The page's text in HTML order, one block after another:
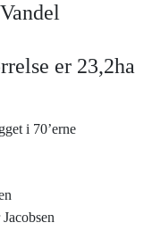
er 23,2ha
i 70’erne